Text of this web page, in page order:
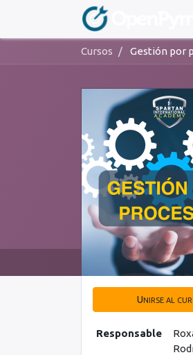
Cursos Gestión por
Unirse al
Responsable